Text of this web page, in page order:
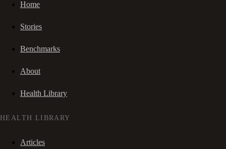
Home
Stories
Benchmarks
About
Health Library
HEALTH LIBRARY
Articles